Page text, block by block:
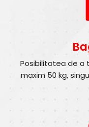
Posibilitatea de a
maxim 50 kg,